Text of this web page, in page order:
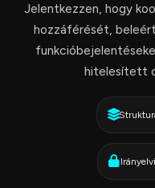
Jelentkezzen, hogy
hozzáférését,
hitelesített